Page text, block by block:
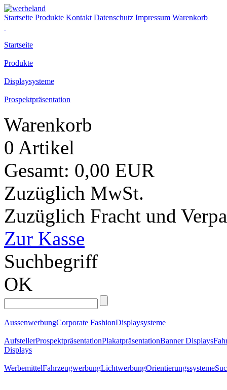
Startseite Produkte Kontakt Datenschutz Impressum Warenkorb
Startseite
Produkte
Displaysysteme
Prospektpräsentation
Warenkorb
0 Artikel
Gesamt: 0,00 EUR
Zuzüglich MwSt.
Zuzüglich Fracht und
Zur Kasse
Suchbegriff
OK
AussenwerbungCorporate FashionDisplaysysteme
AufstellerProspektpräsentationPlakatpräsentationBanner Displays
Displays
WerbemittelFahrzeugwerbungLichtwerbungOrientierungssysteme